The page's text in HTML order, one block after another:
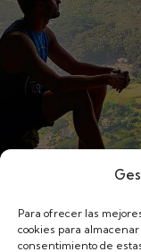
Para ofrecer las
cookies para
consentimiento de